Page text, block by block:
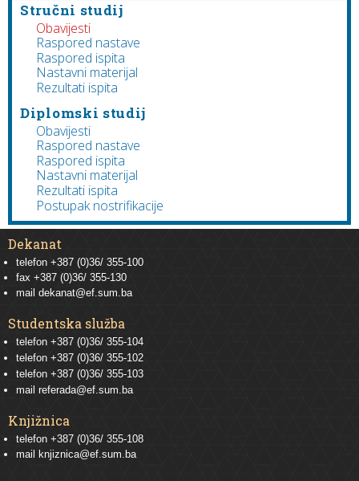
Stručni studij
Obavijesti
Raspored nastave
Raspored ispita
Nastavni materijal
Rezultati ispita
Diplomski studij
Obavijesti
Raspored nastave
Raspored ispita
Nastavni materijal
Rezultati ispita
Postupak nostrifikacije
Dekanat
telefon +387 (0)36/ 355-100
fax +387 (0)36/ 355-130
mail dekanat@ef.sum.ba
Studentska služba
telefon +387 (0)36/ 355-104
telefon +387 (0)36/ 355-102
telefon +387 (0)36/ 355-103
mail referada@ef.sum.ba
Knjižnica
telefon +387 (0)36/ 355-108
mail knjiznica@ef.sum.ba